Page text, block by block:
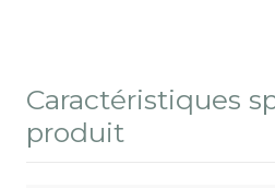
Caractéristiques
produit